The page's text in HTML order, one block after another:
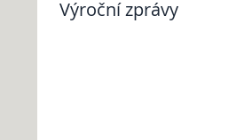
Výroční zprávy